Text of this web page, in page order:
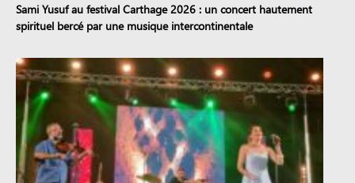
Sami Yusuf au festival Carthage 2026 : un concert hautement
spirituel bercé par une musique intercontinentale